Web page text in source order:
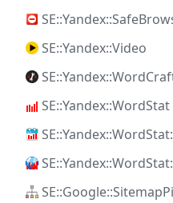
SE::Yandex::Video
SE::Yandex::WordStat